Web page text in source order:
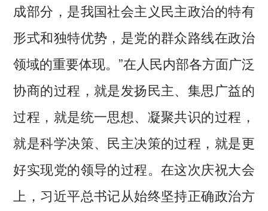
成部分，是我国社会主义民主政治的特有
形式和独特优势，是党的群众路线在政治
领域的重要体现。”在人民内部各方面广泛
协商的过程，就是发扬民主、集思广益的
过程，就是统一思想、凝聚共识的过程，
就是科学决策、民主决策的过程，就是更
好实现党的领导的过程。在这次庆祝大会
上，习近平总书记从始终坚持正确政治方